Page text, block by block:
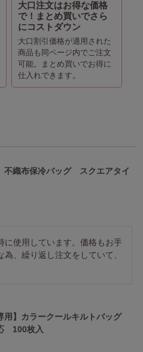
大口注文はお得な価格
で！まとめ買いでさら
にコストダウン
大口割引価格が適用された
商品も同ページ内でご注文
可能。まとめ買いでお得に
仕入れできます。
不織布保冷バッグ スクエアタイ
に使用しています。価格もお手
、繰り返し注文をしていて、
用】カラークールキルトバッグ
100枚入